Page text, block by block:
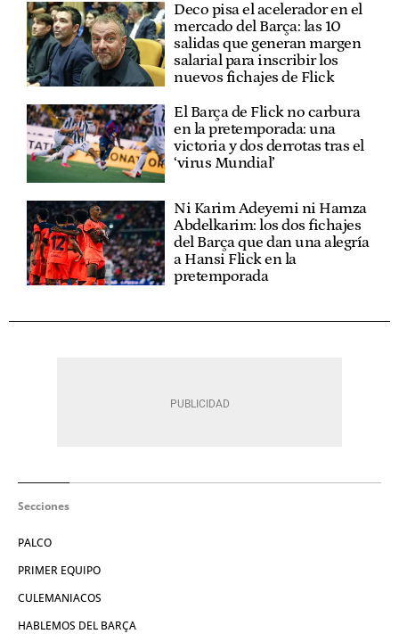
Deco pisa el acelerador en el
mercado del Barça: las 10
salidas que generan margen
salarial para inscribir los
nuevos fichajes de Flick
El Barça de Flick no carbura
en la pretemporada: una
victoria y dos derrotas tras el
‘virus Mundial’
Ni Karim Adeyemi ni Hamza
Abdelkarim: los dos fichajes
del Barça que dan una alegría
a Hansi Flick en la
pretemporada
Secciones
PALCO
PRIMER EQUIPO
CULEMANIACOS
HABLEMOS DEL BARÇA